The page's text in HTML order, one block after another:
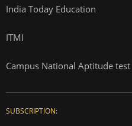
India Today Education
ITMI
Campus National Aptitude test
SUBSCRIPTION: